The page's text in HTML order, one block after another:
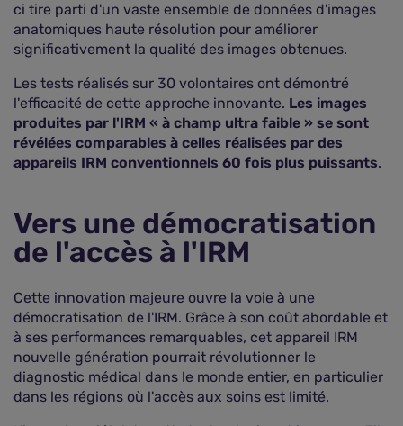
ci tire parti d'un vaste ensemble de données d'images
anatomiques haute résolution pour améliorer
significativement la qualité des images obtenues.
Les tests réalisés sur 30 volontaires ont démontré
l'efficacité de cette approche innovante. Les images
produites par l'IRM « à champ ultra faible » se sont
révélées comparables à celles réalisées par des
appareils IRM conventionnels 60 fois plus puissants.
Vers une démocratisation
de l'accès à l'IRM
Cette innovation majeure ouvre la voie à une
démocratisation de l'IRM. Grâce à son coût abordable et
à ses performances remarquables, cet appareil IRM
nouvelle génération pourrait révolutionner le
diagnostic médical dans le monde entier, en particulier
dans les régions où l'accès aux soins est limité.